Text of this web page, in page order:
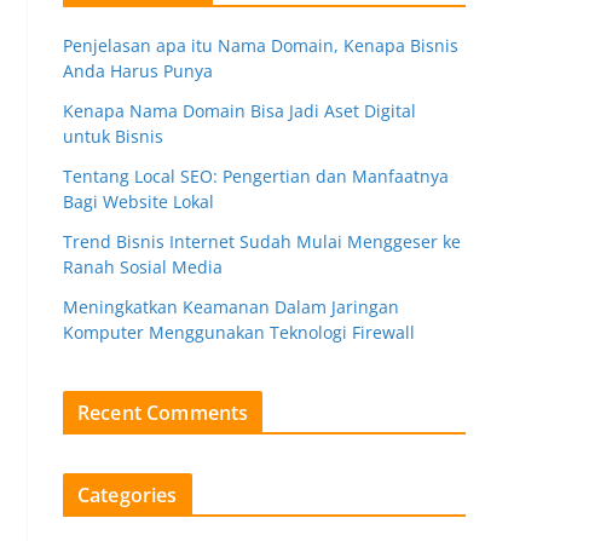
Penjelasan apa itu Nama Domain, Kenapa Bisnis
Anda Harus Punya
Kenapa Nama Domain Bisa Jadi Aset Digital
untuk Bisnis
Tentang Local SEO: Pengertian dan Manfaatnya
Bagi Website Lokal
Trend Bisnis Internet Sudah Mulai Menggeser ke
Ranah Sosial Media
Meningkatkan Keamanan Dalam Jaringan
Komputer Menggunakan Teknologi Firewall
Recent Comments
Categories